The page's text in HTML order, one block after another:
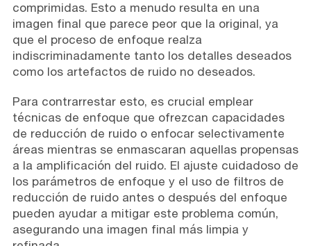
comprimidas. Esto a menudo resulta en una
imagen final que parece peor que la original, ya
que el proceso de enfoque realza
indiscriminadamente tanto los detalles deseados
como los artefactos de ruido no deseados.
Para contrarrestar esto, es crucial emplear
técnicas de enfoque que ofrezcan capacidades
de reducción de ruido o enfocar selectivamente
áreas mientras se enmascaran aquellas propensas
a la amplificación del ruido. El ajuste cuidadoso de
los parámetros de enfoque y el uso de filtros de
reducción de ruido antes o después del enfoque
pueden ayudar a mitigar este problema común,
asegurando una imagen final más limpia y